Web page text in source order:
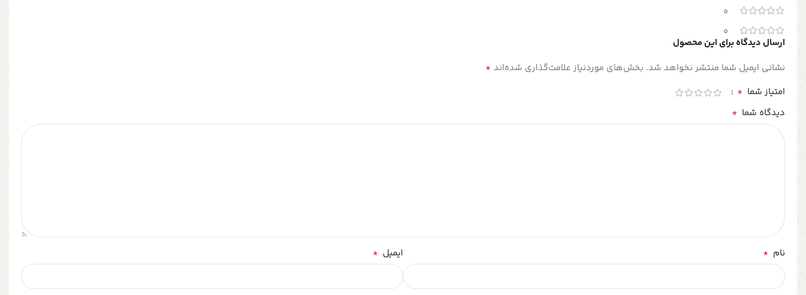
0
0
ارسال دیدگاه برای این محصول
نشانی ایمیل شما منتشر نخواهد شد. بخش‌های موردنیاز علامت‌گذاری شده‌اند *
امتیاز شما *
دیدگاه شما *
نام * ایمیل *